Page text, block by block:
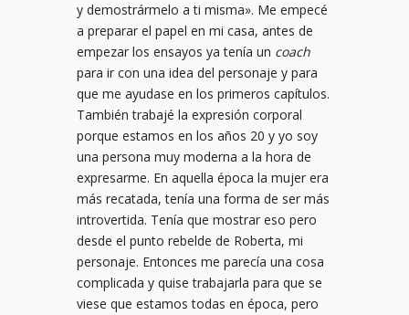
y demostrármelo a ti misma». Me empecé
a preparar el papel en mi casa, antes de
empezar los ensayos ya tenía un coach
para ir con una idea del personaje y para
que me ayudase en los primeros capítulos.
También trabajé la expresión corporal
porque estamos en los años 20 y yo soy
una persona muy moderna a la hora de
expresarme. En aquella época la mujer era
más recatada, tenía una forma de ser más
introvertida. Tenía que mostrar eso pero
desde el punto rebelde de Roberta, mi
personaje. Entonces me parecía una cosa
complicada y quise trabajarla para que se
viese que estamos todas en época, pero